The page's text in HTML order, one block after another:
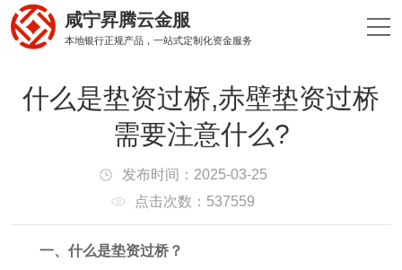
咸宁昇腾云金服
本地银行正规产品，一站式定制化资金服务
什么是垫资过桥,赤壁垫资过桥
需要注意什么?
发布时间：2025-03-25
点击次数：537559
一、什么是垫资过桥？